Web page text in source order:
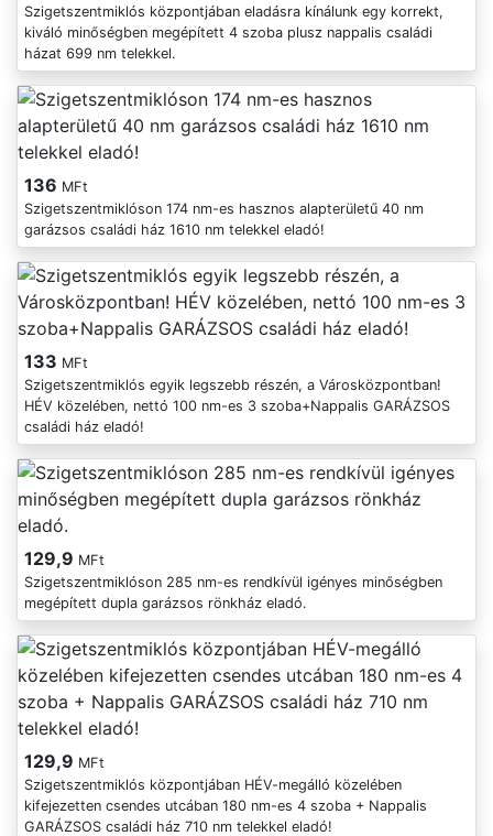
Szigetszentmiklós központjában eladásra kínálunk egy korrekt,
kiváló minőségben megépített 4 szoba plusz nappalis családi
házat 699 nm telekkel.
136 MFt
Szigetszentmiklóson 174 nm-es hasznos alapterületű 40 nm
garázsos családi ház 1610 nm telekkel eladó!
133 MFt
Szigetszentmiklós egyik legszebb részén, a Városközpontban!
HÉV közelében, nettó 100 nm-es 3 szoba+Nappalis GARÁZSOS
családi ház eladó!
129,9 MFt
Szigetszentmiklóson 285 nm-es rendkívül igényes minőségben
megépített dupla garázsos rönkház eladó.
129,9 MFt
Szigetszentmiklós központjában HÉV-megálló közelében
kifejezetten csendes utcában 180 nm-es 4 szoba + Nappalis
GARÁZSOS családi ház 710 nm telekkel eladó!